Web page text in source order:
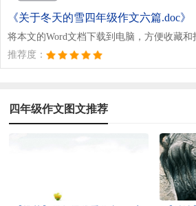
《关于冬天的雪四年级作文六篇.doc》
将本文的Word文档下载到电脑，方便收藏和
推荐度：
四年级作文图文推荐